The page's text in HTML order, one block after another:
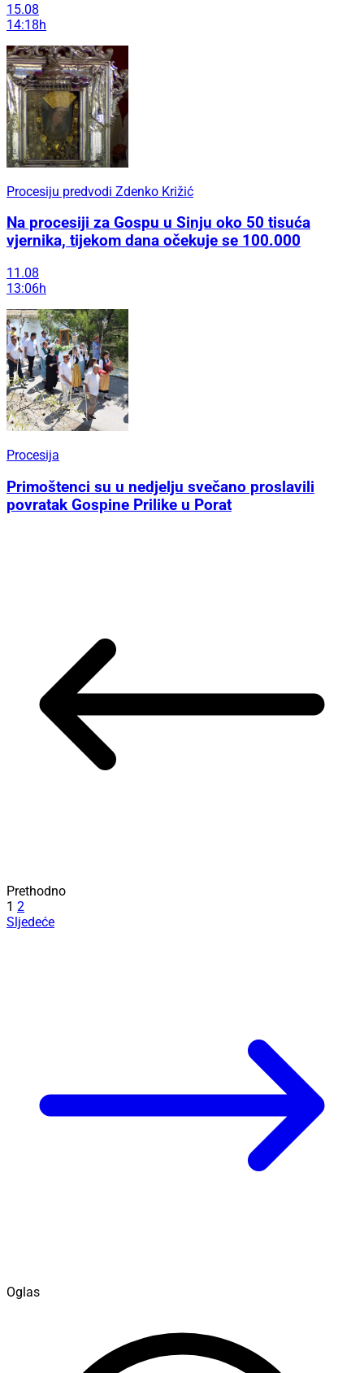
15.08
14:18h
Procesiju predvodi Zdenko Križić
Na procesiji za Gospu u Sinju oko 50 tisuća
vjernika, tijekom dana očekuje se 100.000
11.08
13:06h
Procesija
Primoštenci su u nedjelju svečano proslavili
povratak Gospine Prilike u Porat
Prethodno
1 2
Sljedeće
Oglas